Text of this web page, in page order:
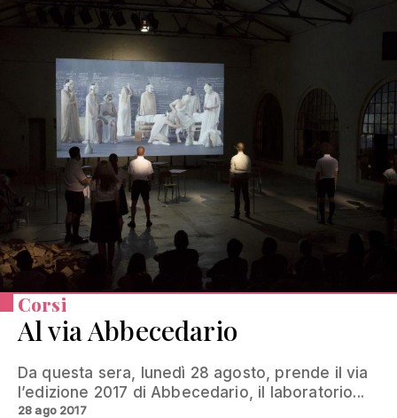
Corsi
Al via Abbecedario
Da questa sera, lunedì 28 agosto, prende il via
l’edizione 2017 di Abbecedario, il laboratorio...
28 ago 2017